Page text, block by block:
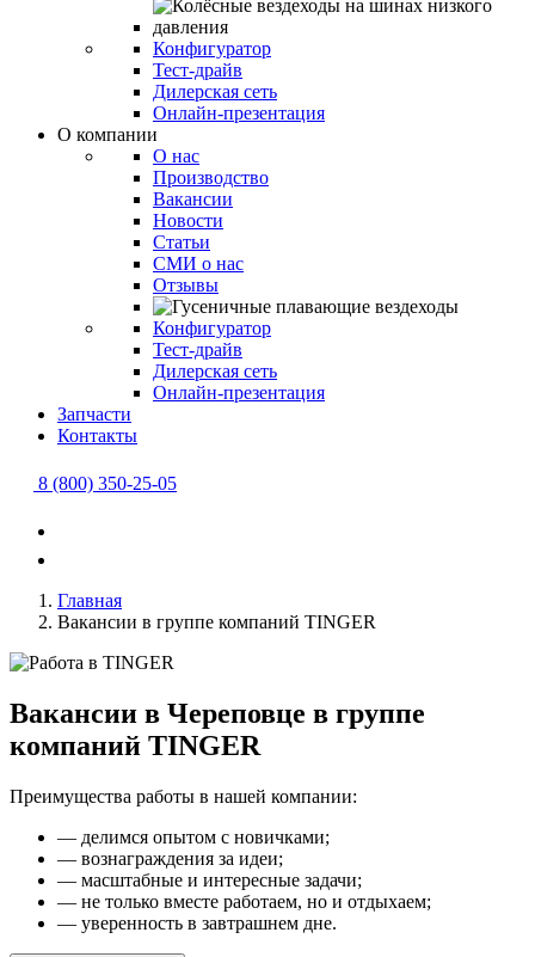
Конфигуратор
Тест-драйв
Дилерская сеть
Онлайн-презентация
О компании
О нас
Производство
Вакансии
Новости
Статьи
СМИ о нас
Отзывы
Конфигуратор
Тест-драйв
Дилерская сеть
Онлайн-презентация
Запчасти
Контакты
8 (800) 350-25-05
Главная
Вакансии в группе компаний TINGER
Вакансии в Череповце в группе
компаний TINGER
Преимущества работы в нашей компании:
— делимся опытом с новичками;
— вознаграждения за идеи;
— масштабные и интересные задачи;
— не только вместе работаем, но и отдыхаем;
— уверенность в завтрашнем дне.